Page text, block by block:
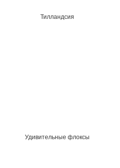
Тилландсия
Удивительные флоксы